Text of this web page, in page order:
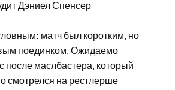
Дэниел Спенсер
матч был коротким, но
поединком. Ожидаемо
после маслбастера, который
смотрелся на рестлерше